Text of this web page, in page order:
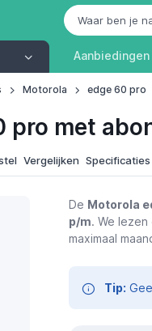
Aanbiedingen
Motorola edge 60 pro
pro met
Vergelijken Specificaties
De Motorola
p/m. We
maximaal
Tip: